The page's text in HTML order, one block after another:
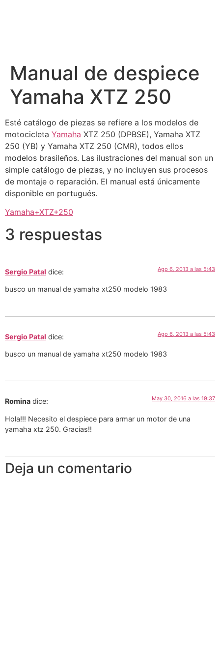
Manual de despiece
Yamaha XTZ 250
Esté catálogo de piezas se refiere a los modelos de
motocicleta Yamaha XTZ 250 (DPBSE), Yamaha XTZ
250 (YB) y Yamaha XTZ 250 (CMR), todos ellos
modelos brasileños. Las ilustraciones del manual son un
simple catálogo de piezas, y no incluyen sus procesos
de montaje o reparación. El manual está únicamente
disponible en portugués.
Yamaha+XTZ+250
3 respuestas
Sergio Patal dice: Ago 6, 2013 a las 5:43
busco un manual de yamaha xt250 modelo 1983
Sergio Patal dice: Ago 6, 2013 a las 5:43
busco un manual de yamaha xt250 modelo 1983
Romina dice: May 30, 2016 a las 19:37
Hola!!! Necesito el despiece para armar un motor de una
yamaha xtz 250. Gracias!!
Deja un comentario